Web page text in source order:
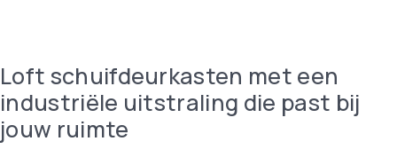
Loft schuifdeurkasten met een
industriële uitstraling die past bij
jouw ruimte